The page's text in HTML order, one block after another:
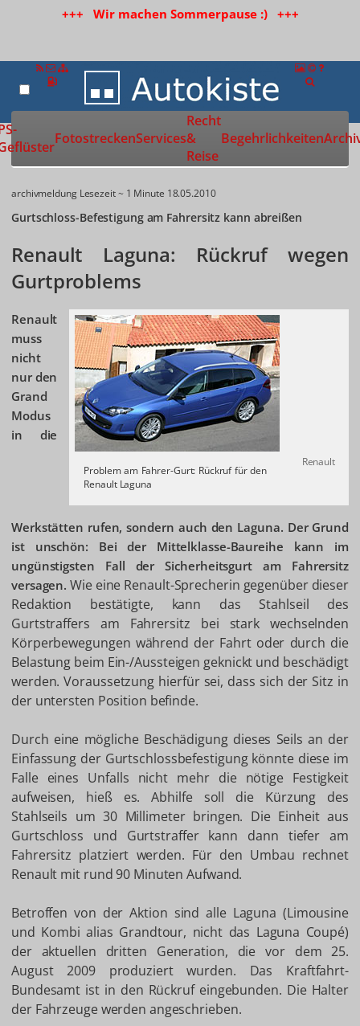
+++ Wir machen Sommerpause :) +++
Zur Startseite
FotostreckenServices
Recht
&
Reise
Begehrlichkeiten
archivmeldung Lesezeit ~ 1 Minute 18.05.2010
Gurtschloss-Befestigung am Fahrersitz kann abreißen
Renault Laguna: Rückruf wegen
Gurtproblems
Renault
Problem am Fahrer-Gurt: Rückruf für den
Renault Laguna
Renault
muss
nicht
nur den
Grand
Modus
in die
Werkstätten rufen, sondern auch den Laguna. Der Grund
ist unschön: Bei der Mittelklasse-Baureihe kann im
ungünstigsten Fall der Sicherheitsgurt am Fahrersitz
versagen.Wie eine Renault-Sprecherin gegenüber dieser
Redaktion bestätigte, kann das Stahlseil des
Gurtstraffers am Fahrersitz bei stark wechselnden
Körperbewegungen während der Fahrt oder durch die
Belastung beim Ein-/Aussteigen geknickt und beschädigt
werden. Voraussetzung hierfür sei, dass sich der Sitz in
der untersten Position befinde.
Durch eine mögliche Beschädigung dieses Seils an der
Einfassung der Gurtschlossbefestigung könnte diese im
Falle eines Unfalls nicht mehr die nötige Festigkeit
aufweisen, hieß es. Abhilfe soll die Kürzung des
Stahlseils um 30 Millimeter bringen. Die Einheit aus
Gurtschloss und Gurtstraffer kann dann tiefer am
Fahrersitz platziert werden. Für den Umbau rechnet
Renault mit rund 90 Minuten Aufwand.
Betroffen von der Aktion sind alle Laguna (Limousine
und Kombi alias Grandtour, nicht das Laguna Coupé)
der aktuellen dritten Generation, die vor dem 25.
August 2009 produziert wurden. Das Kraftfahrt-
Bundesamt ist in den Rückruf eingebunden. Die Halter
der Fahrzeuge werden angeschrieben.